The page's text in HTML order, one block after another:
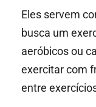
Eles servem
busca um
aeróbicos ou
exercitar com
entre